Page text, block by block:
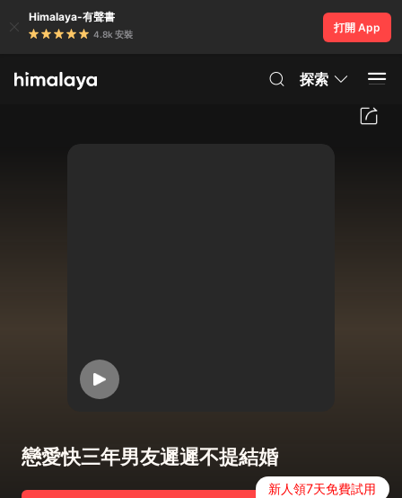
Himalaya-有聲書
4.8k 安裝
打開 App
探索
戀愛快三年男友遲遲不提結婚
新人領7天免費試用